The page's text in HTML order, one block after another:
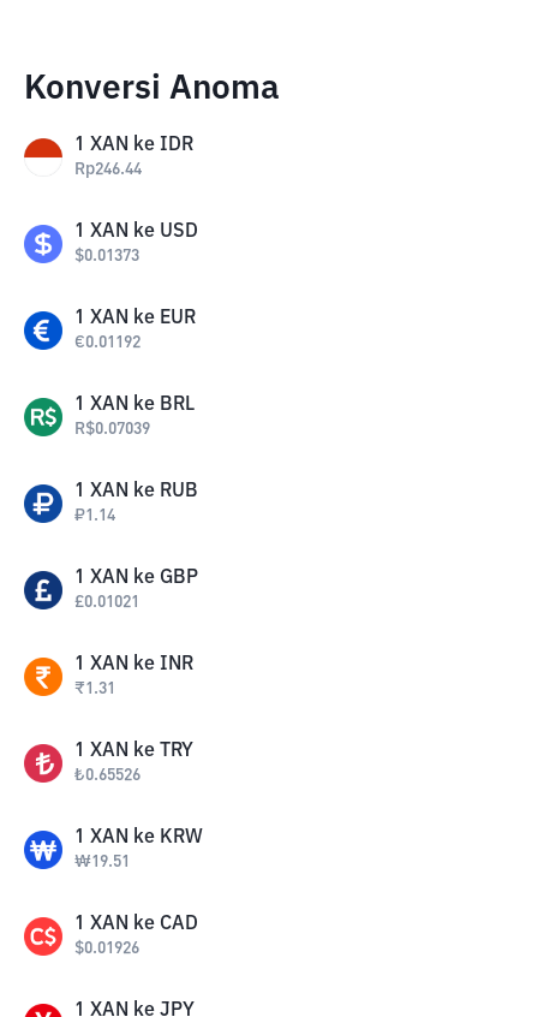
Konversi Anoma
1 XAN ke IDR
Rp246.44
1 XAN ke USD
$0.01373
1 XAN ke EUR
€0.01192
1 XAN ke BRL
R$0.07039
1 XAN ke RUB
₽1.14
1 XAN ke GBP
£0.01021
1 XAN ke INR
₹1.31
1 XAN ke TRY
₺0.65526
1 XAN ke KRW
₩19.51
1 XAN ke CAD
$0.01926
1 XAN ke JPY